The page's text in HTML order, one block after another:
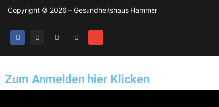
Copyright © 2026 – Gesundheitshaus Hammer
Zum Anmelden hier Klicken